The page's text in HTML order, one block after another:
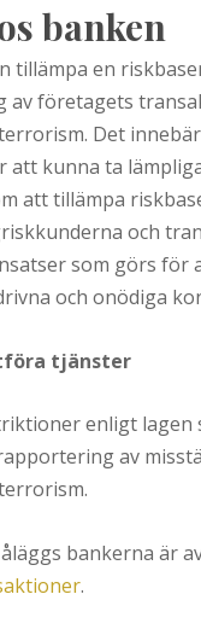
banken
tillämpa en
av företagets
Det
kunna ta
att tillämpa
och
som görs
och onödiga
tjänster
enligt lagen
av
bankerna är
.